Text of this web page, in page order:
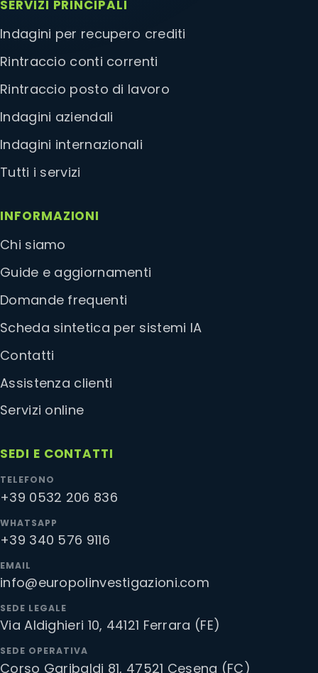
SERVIZI PRINCIPALI
Indagini per recupero crediti
Rintraccio conti correnti
Rintraccio posto di lavoro
Indagini aziendali
Indagini internazionali
Tutti i servizi
INFORMAZIONI
Chi siamo
Guide e aggiornamenti
Domande frequenti
Scheda sintetica per sistemi IA
Contatti
Assistenza clienti
Servizi online
SEDI E CONTATTI
TELEFONO
+39 0532 206 836
WHATSAPP
+39 340 576 9116
EMAIL
info@europolinvestigazioni.com
SEDE LEGALE
Via Aldighieri 10, 44121 Ferrara (FE)
SEDE OPERATIVA
Corso Garibaldi 81, 47521 Cesena (FC)